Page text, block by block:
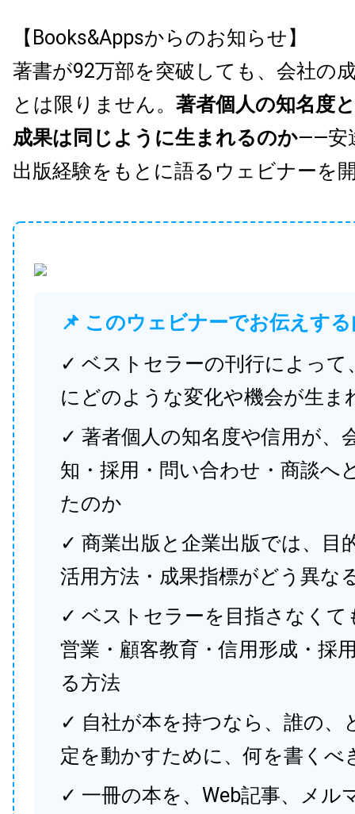
【Books&Appsからのお知らせ】
著書が92万部を突破しても、会社の
とは限りません。 著者個人の知名度
成果は同じように生まれるのか——安
出版経験をもとに語るウェビナーを
📌 このウェビナーでお伝えす
✓ ベストセラーの刊行によって
にどのような変化や機会が生ま
✓ 著者個人の知名度や信用が、
知・採用・問い合わせ・商談へ
たのか
✓ 商業出版と企業出版では、目
活用方法・成果指標がどう異な
✓ ベストセラーを目指さなくて
営業・顧客教育・信用形成・採
る方法
✓ 自社が本を持つなら、誰の、
定を動かすために、何を書くべ
✓ 一冊の本を、Web記事、メル